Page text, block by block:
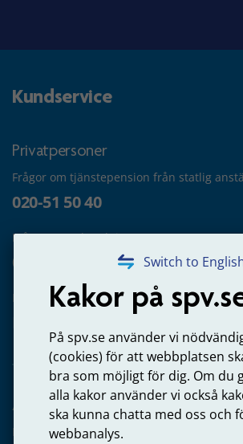
Switch to
Kakor på
På spv.se använder vi
(cookies) för att webbplatsen
bra som möjligt för dig. Om du
alla kakor använder vi också
ska kunna chatta med oss och
webbanalys.
Kundservice
Privatpersoner
Frågor om tjänstepension från statlig
020-51 50 40
Frågor om utbetalning
020-65 00 65
Kontakta oss
Arbetsgivare
Frågor om administration av